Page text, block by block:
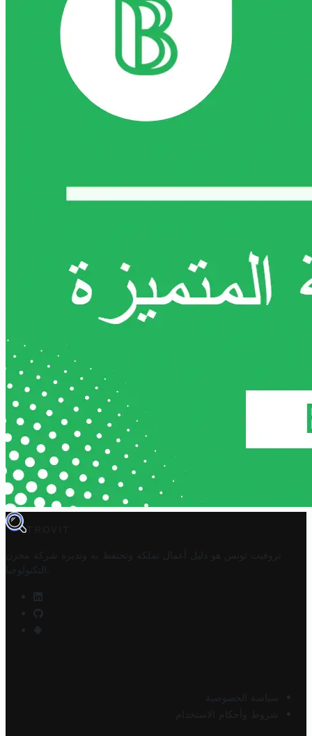
TROVIT
تروفيت تونس هو دليل أعمال تملكه وتحتفظ به وتديره
شركة مخزن
التكنولوجيا
سياسة الخصوصية
شروط وأحكام الاستخدام